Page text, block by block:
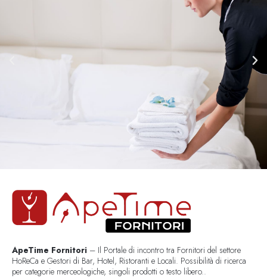
ApeTime Fornitori – Il Portale di incontro tra Fornitori del settore
HoReCa e Gestori di Bar, Hotel, Ristoranti e Locali. Possibilità di ricerca
per categorie merceologiche, singoli prodotti o testo libero..